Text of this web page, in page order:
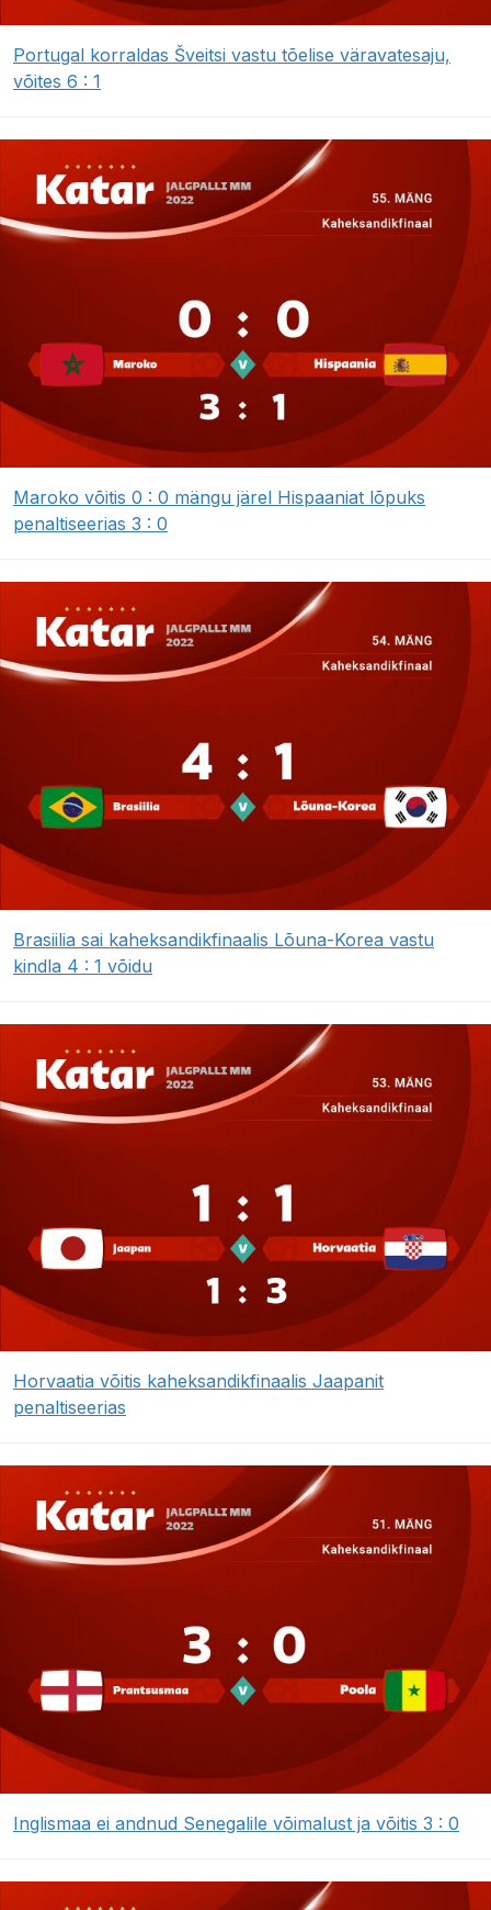
Portugal korraldas Šveitsi vastu tõelise väravatesaju,
võites 6 : 1
Maroko võitis 0 : 0 mängu järel Hispaaniat lõpuks
penaltiseerias 3 : 0
Brasiilia sai kaheksandikfinaalis Lõuna-Korea vastu
kindla 4 : 1 võidu
Horvaatia võitis kaheksandikfinaalis Jaapanit
penaltiseerias
Inglismaa ei andnud Senegalile võimalust ja võitis 3 : 0